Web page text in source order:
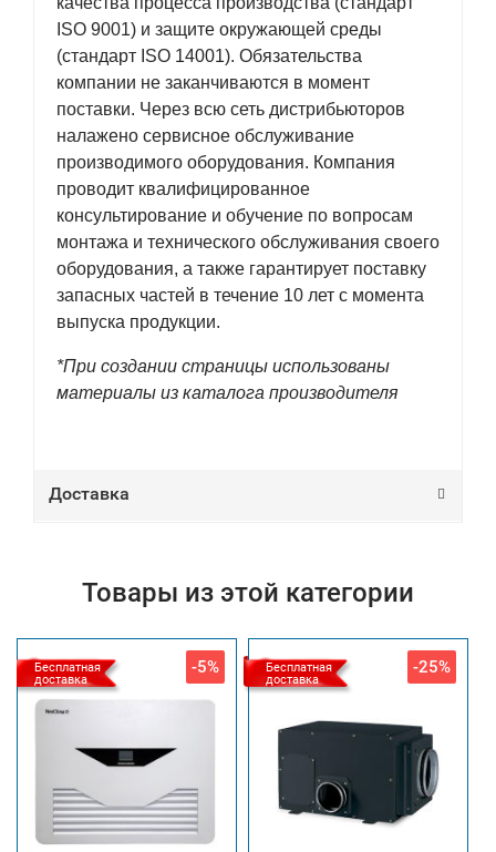
ISO 9001) и защите окружающей среды
(стандарт ISO 14001). Обязательства
компании не заканчиваются в момент
поставки. Через всю сеть дистрибьюторов
налажено сервисное обслуживание
производимого оборудования. Компания
проводит квалифицированное
консультирование и обучение по вопросам
монтажа и технического обслуживания своего
оборудования, а также гарантирует поставку
запасных частей в течение 10 лет с момента
выпуска продукции.
*При создании страницы использованы
материалы из каталога производителя
Доставка
Товары из этой категории
Бесплатная
доставка
-5%
Бесплатная
доставка
-25%